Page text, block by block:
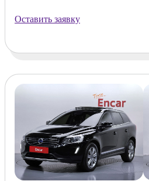
Оставить заявку